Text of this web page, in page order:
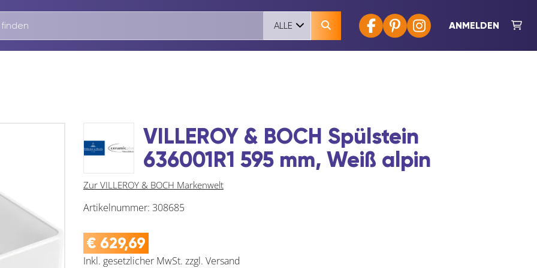
ANMELDEN
ALLE
VILLEROY & BOCH Spülstein
636001R1 595 mm, Weiß alpin
Zur VILLEROY & BOCH Markenwelt
Artikelnummer: 308685
€ 629,69
Inkl. gesetzlicher MwSt. zzgl. Versand